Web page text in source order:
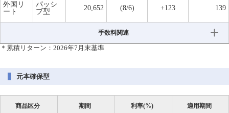
外国リ
ート
パッシ
ブ型
20,652 (8/6) +123 139
手数料関連
＊累積リターン：2026年7月末基準
元本確保型
商品区分 期間 利率(%) 適用期間